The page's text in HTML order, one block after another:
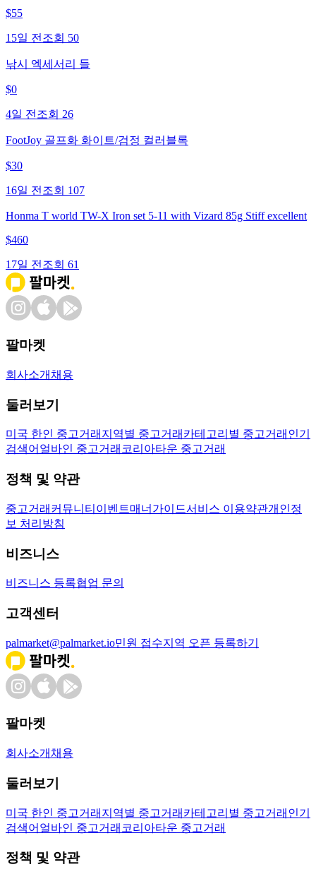
$55
15일 전 조회 50
낚시 엑세서리 들
$0
4일 전 조회 26
FootJoy 골프화 화이트/검정 컬러블록
$30
16일 전 조회 107
Honma T world TW-X Iron set 5-11 with Vizard 85g Stiff excellent
$460
17일 전 조회 61
팔마켓
회사소개 채용
둘러보기
미국 한인 중고거래 지역별 중고거래 카테고리별 중고거래 인기
검색어 얼바인 중고거래 코리아타운 중고거래
정책 및 약관
중고거래 커뮤니티 이벤트매너가이드서비스 이용약관개인정
보 처리방침
비즈니스
비즈니스 등록협업 문의
고객센터
palmarket@palmarket.io민원 접수지역 오픈 등록하기
팔마켓
회사소개 채용
둘러보기
미국 한인 중고거래 지역별 중고거래 카테고리별 중고거래 인기
검색어 얼바인 중고거래 코리아타운 중고거래
정책 및 약관